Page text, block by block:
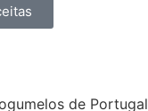
de Portugal